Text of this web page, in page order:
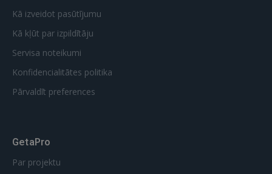
 Sign in with Apple
Kā izveidot pasūtījumu
Kā kļūt par izpildītāju
Servisa noteikumi
Konfidencialitātes politika
Pārvaldīt preferences
GetaPro
Par projektu